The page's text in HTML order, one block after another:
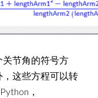
节角的符号方
这些方程可以转
，